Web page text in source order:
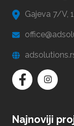
Gajeva 7/V,
Najnoviji